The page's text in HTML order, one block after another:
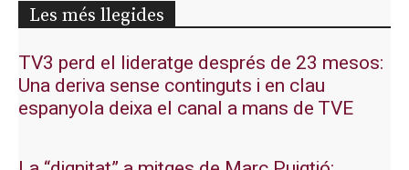
Les més llegides
TV3 perd el lideratge després de 23 mesos:
Una deriva sense continguts i en clau
espanyola deixa el canal a mans de TVE